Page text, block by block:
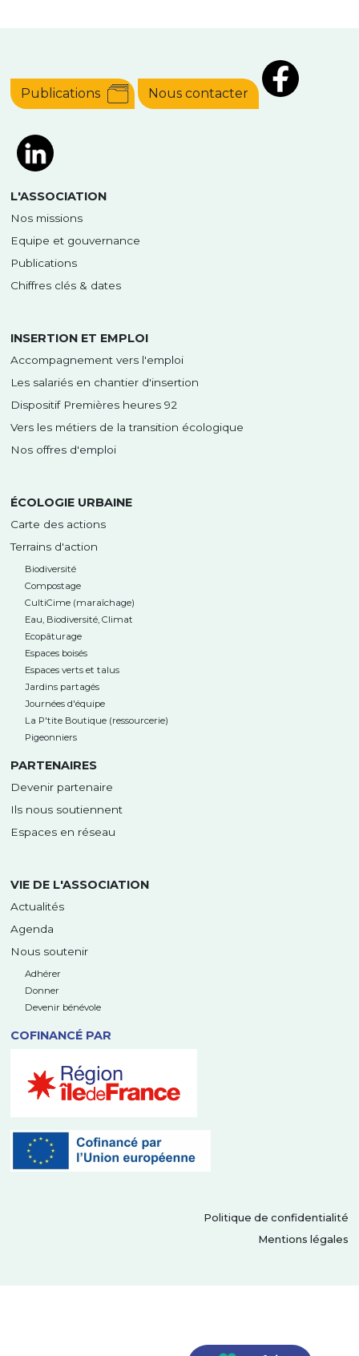
Publications Nous contacter
L'ASSOCIATION
Nos missions
Equipe et gouvernance
Publications
Chiffres clés & dates
INSERTION ET EMPLOI
Accompagnement vers l'emploi
Les salariés en chantier d'insertion
Dispositif Premières heures 92
Vers les métiers de la transition écologique
Nos offres d'emploi
ÉCOLOGIE URBAINE
Carte des actions
Terrains d'action
Biodiversité
Compostage
CultiCime (maraîchage)
Eau, Biodiversité, Climat
Ecopâturage
Espaces boisés
Espaces verts et talus
Jardins partagés
Journées d'équipe
La P'tite Boutique (ressourcerie)
Pigeonniers
PARTENAIRES
Devenir partenaire
Ils nous soutiennent
Espaces en réseau
VIE DE L'ASSOCIATION
Actualités
Agenda
Nous soutenir
Adhérer
Donner
Devenir bénévole
COFINANCÉ PAR
Politique de confidentialité
Mentions légales